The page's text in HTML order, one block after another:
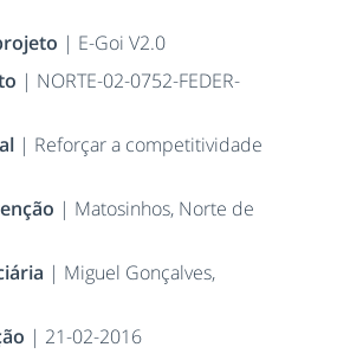
| E-Goi V2.0
| NORTE-02-0752-FEDER-
| Reforçar a competitividade
| Matosinhos, Norte de
| Miguel Gonçalves,
| 21-02-2016